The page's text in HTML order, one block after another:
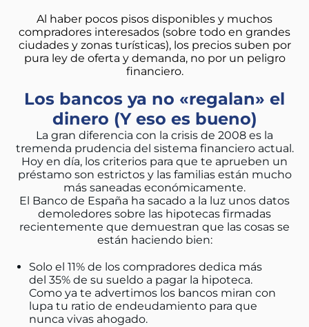
Al haber pocos pisos disponibles y muchos
compradores interesados (sobre todo en grandes
ciudades y zonas turísticas), los precios suben por
pura ley de oferta y demanda, no por un peligro
financiero.
Los bancos ya no «regalan» el
dinero (Y eso es bueno)
La gran diferencia con la crisis de 2008 es la
tremenda prudencia del sistema financiero actual.
Hoy en día, los criterios para que te aprueben un
préstamo son estrictos y las familias están mucho
más saneadas económicamente.
El Banco de España ha sacado a la luz unos datos
demoledores sobre las hipotecas firmadas
recientemente que demuestran que las cosas se
están haciendo bien:
Solo el 11% de los compradores dedica más
del 35% de su sueldo a pagar la hipoteca.
Como ya te advertimos los bancos miran con
lupa tu ratio de endeudamiento para que
nunca vivas ahogado.